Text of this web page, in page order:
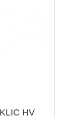
HV